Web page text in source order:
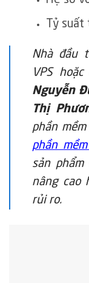
Tỷ
Nhà đầu
VPS
Nguyễn
Thị
phần mềm
phần
sản
nâng cao
rủi ro.